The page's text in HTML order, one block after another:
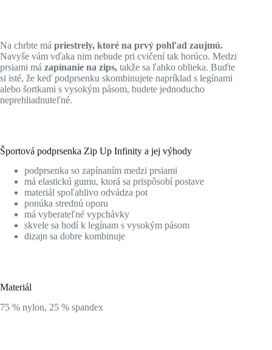
Na chrbte má priestrely, ktoré na prvý pohľad zaujmú.
Navyše vám vďaka nim nebude pri cvičení tak horúco. Medzi
prsiami má zapínanie na zips, takže sa ľahko oblieka. Buďte
si isté, že keď podprsenku skombinujete napríklad s legínami
alebo šortkami s vysokým pásom, budete jednoducho
neprehliadnuteľné.
Športová podprsenka Zip Up Infinity a jej výhody
podprsenka so zapínaním medzi prsiami
má elastickú gumu, ktorá sa prispôsobí postave
materiál spoľahlivo odvádza pot
ponúka strednú oporu
má vyberateľné vypchávky
skvele sa hodí k legínam s vysokým pásom
dizajn sa dobre kombinuje
Materiál
75 % nylon, 25 % spandex